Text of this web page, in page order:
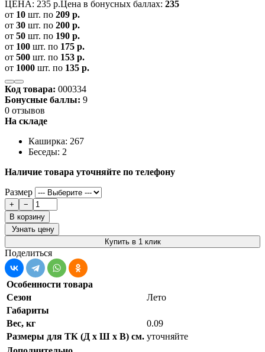
ЦЕНА: 235 р.Цена в бонусных баллах: 235
от 10 шт. по 209 р.
от 30 шт. по 200 р.
от 50 шт. по 190 р.
от 100 шт. по 175 р.
от 500 шт. по 153 р.
от 1000 шт. по 135 р.
Код товара: 000334
Бонусные баллы: 9
0 отзывов
На складе
Каширка: 267
Беседы: 2
Наличие товара уточняйте по телефону
Размер
+
−
В корзину
Узнать цену
Купить в 1 клик
Поделиться
Особенности товара
Сезон
Лето
Габариты
Вес, кг
0.09
Размеры для ТК (Д х Ш х В) см. уточняйте